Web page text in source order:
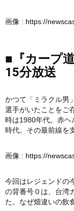
画像 : https://
■『カープ
15分放送
かつて「ミラクル男
選手がいたことをご
時は1980年代。赤ヘ
時代。その最前線を
画像 : https://
今回はレジェンドの
の背番号０は、台湾
た。なぜ畑違いの飲